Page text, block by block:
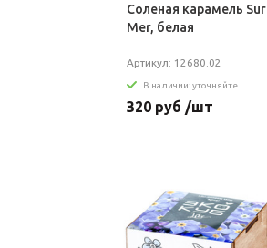
Соленая карамель Sur
Mer, белая
Артикул: 12680.02
В наличии: уточняйте
320 руб /шт